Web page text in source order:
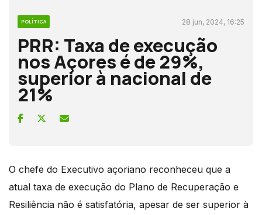
POLÍTICA 28 jun, 2024, 16:25
PRR: Taxa de execução
nos Açores é de 29%,
superior à nacional de
21%
O chefe do Executivo açoriano reconheceu que a
atual taxa de execução do Plano de Recuperação e
Resiliência não é satisfatória, apesar de ser superior à